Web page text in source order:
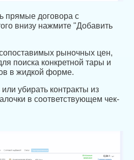
прямые договора с
внизу нажмите "Добавить
рыночных цен,
поиска конкретной тары и
в жидкой форме.
убирать контракты из
в соответствующем чек-